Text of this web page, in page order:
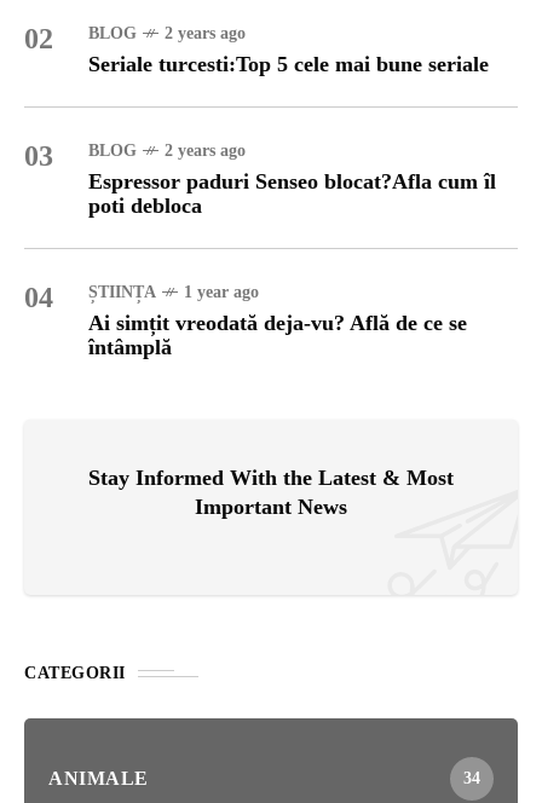
02 BLOG 2 years ago
Seriale turcesti:Top 5 cele mai bune seriale
03 BLOG 2 years ago
Espressor paduri Senseo blocat?Afla cum îl
poti debloca
04 ȘTIINȚA 1 year ago
Ai simțit vreodată deja-vu? Află de ce se
întâmplă
Stay Informed With the Latest & Most
Important News
CATEGORII
ANIMALE 34